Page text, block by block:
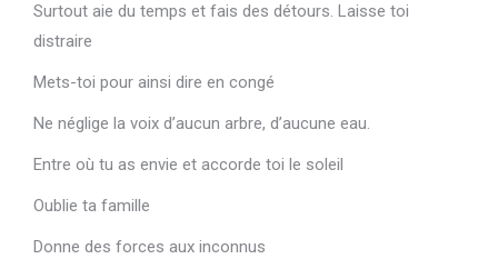
Surtout aie du temps et fais des détours. Laisse toi
distraire
Mets-toi pour ainsi dire en congé
Ne néglige la voix d’aucun arbre, d’aucune eau.
Entre où tu as envie et accorde toi le soleil
Oublie ta famille
Donne des forces aux inconnus